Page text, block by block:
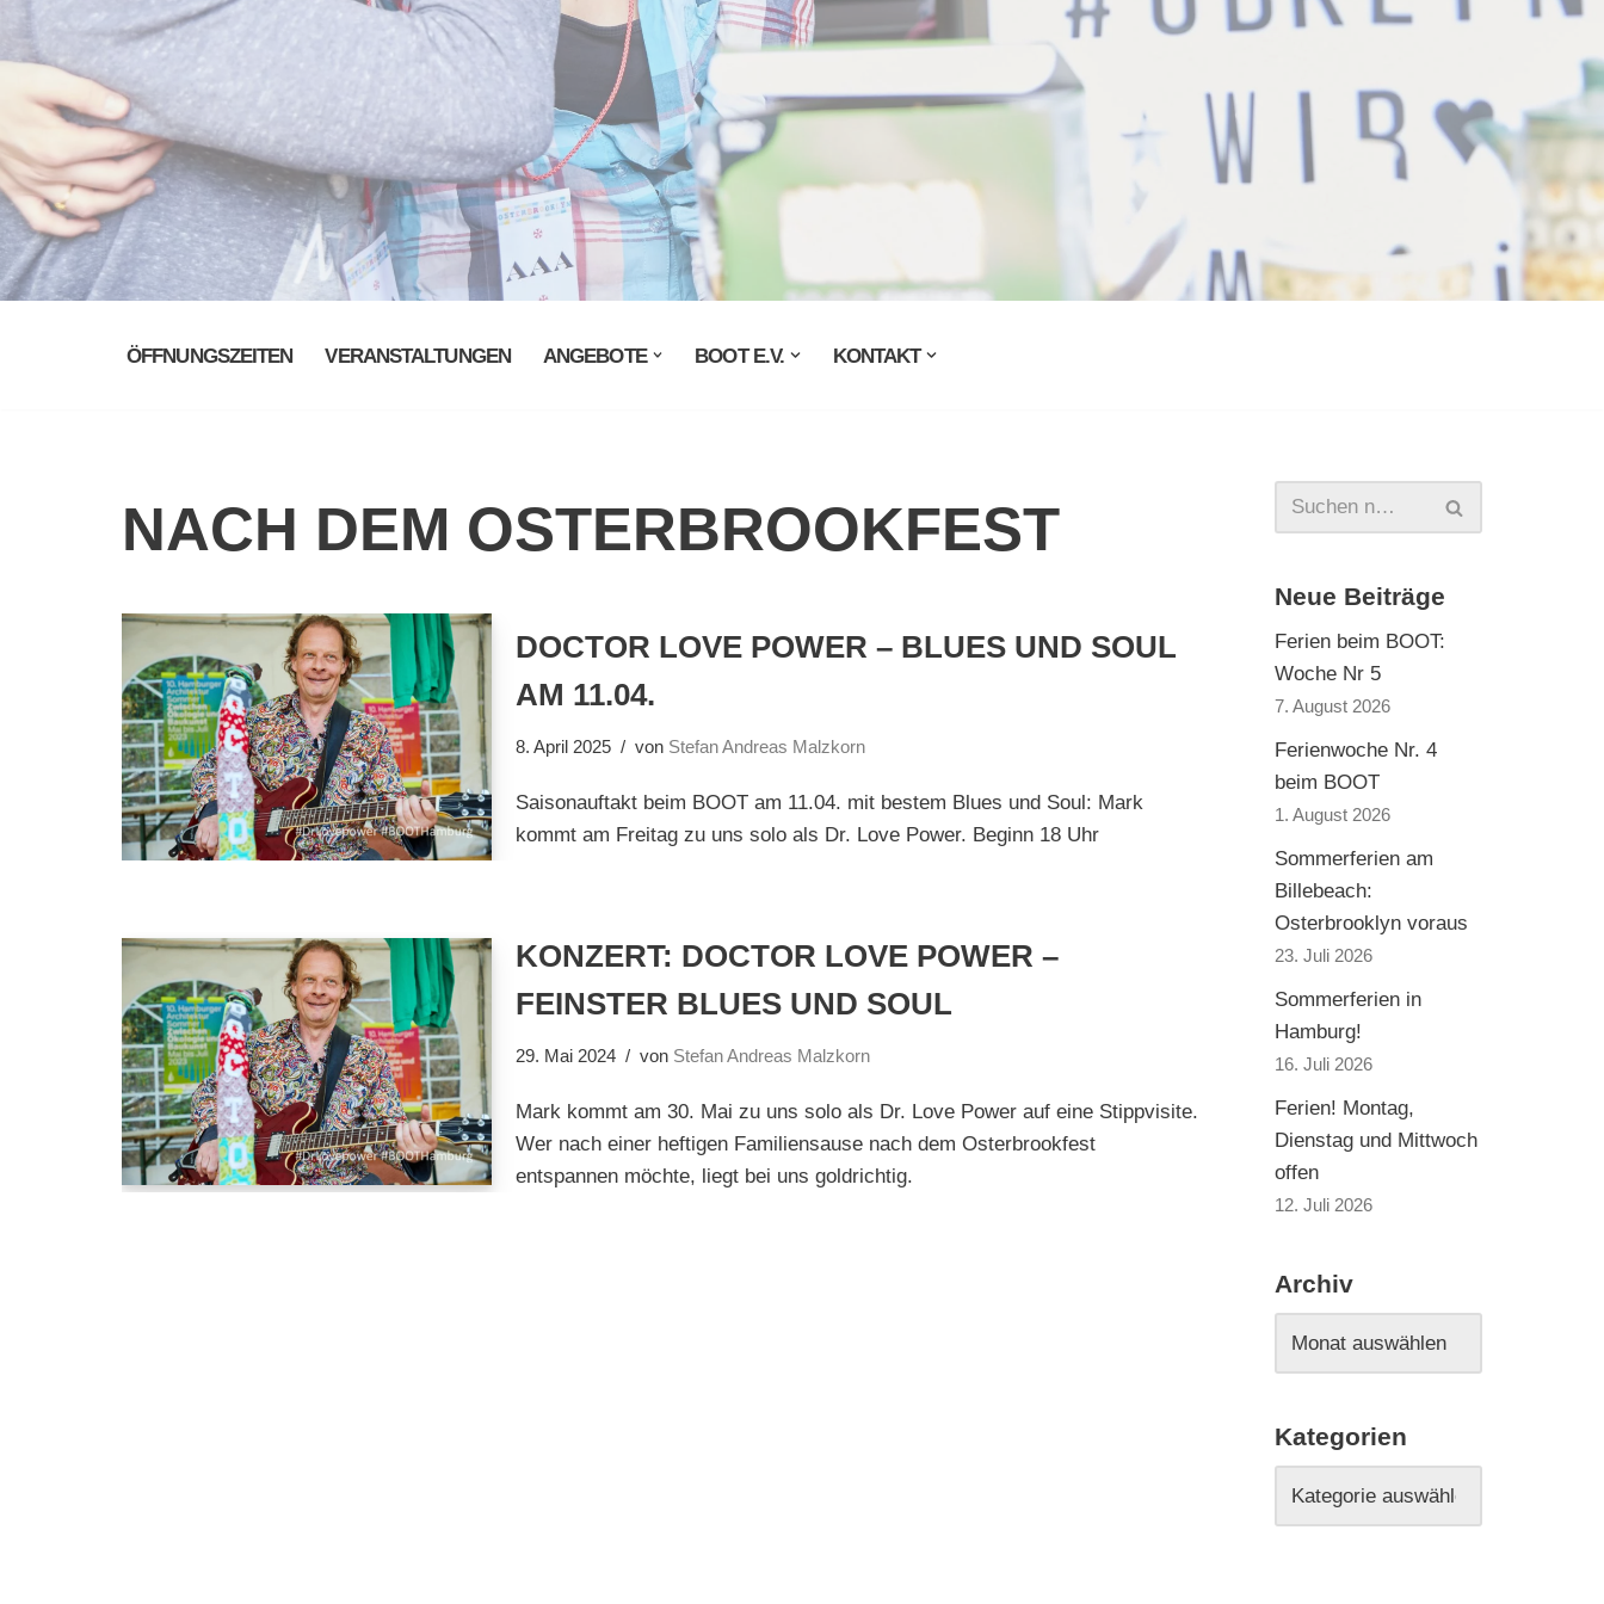
ÖFFNUNGSZEITEN VERANSTALTUNGEN ANGEBOTE BOOT E.V. KONTAKT
NACH DEM OSTERBROOKFEST
DOCTOR LOVE POWER – BLUES UND SOUL
AM 11.04.
8. April 2025 von Stefan Andreas Malzkorn
Saisonauftakt beim BOOT am 11.04. mit bestem Blues und Soul: Mark
kommt am Freitag zu uns solo als Dr. Love Power. Beginn 18 Uhr
KONZERT: DOCTOR LOVE POWER –
FEINSTER BLUES UND SOUL
29. Mai 2024 von Stefan Andreas Malzkorn
Mark kommt am 30. Mai zu uns solo als Dr. Love Power auf eine Stippvisite.
Wer nach einer heftigen Familiensause nach dem Osterbrookfest
entspannen möchte, liegt bei uns goldrichtig.
Neue Beiträge
Ferien beim BOOT:
Woche Nr 5
7. August 2026
Ferienwoche Nr. 4
beim BOOT
1. August 2026
Sommerferien am
Billebeach:
Osterbrooklyn voraus
23. Juli 2026
Sommerferien in
Hamburg!
16. Juli 2026
Ferien! Montag,
Dienstag und Mittwoch
offen
12. Juli 2026
Archiv
Kategorien